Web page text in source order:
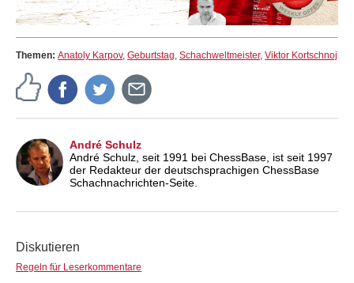
Themen: Anatoly Karpov, Geburtstag, Schachweltmeister, Viktor Kortschnoj
André Schulz
André Schulz, seit 1991 bei ChessBase, ist seit 1997
der Redakteur der deutschsprachigen ChessBase
Schachnachrichten-Seite.
Diskutieren
Regeln für Leserkommentare